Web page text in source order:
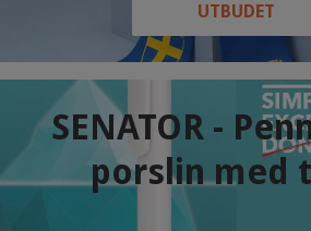
UTBUDET
SENATOR -
porslin med